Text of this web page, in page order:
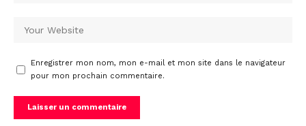
Enregistrer mon nom, mon e-mail et mon site dans le navigateur
pour mon prochain commentaire.